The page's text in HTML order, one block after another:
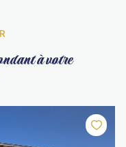
à votre